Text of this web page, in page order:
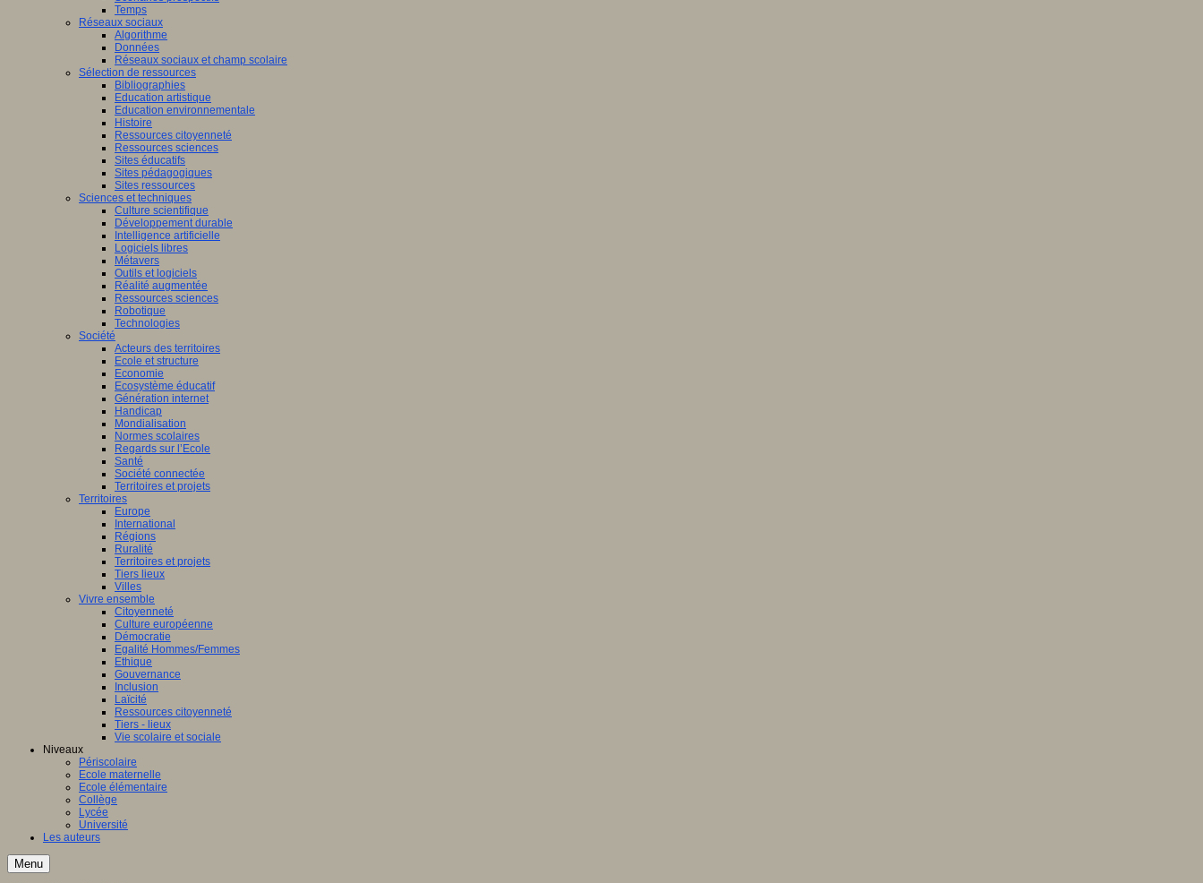
Temps
Réseaux sociaux
Algorithme
Données
Réseaux sociaux et champ scolaire
Sélection de ressources
Bibliographies
Education artistique
Education environnementale
Histoire
Ressources citoyenneté
Ressources sciences
Sites éducatifs
Sites pédagogiques
Sites ressources
Sciences et techniques
Culture scientifique
Développement durable
Intelligence artificielle
Logiciels libres
Métavers
Outils et logiciels
Réalité augmentée
Ressources sciences
Robotique
Technologies
Société
Acteurs des territoires
Ecole et structure
Economie
Ecosystème éducatif
Génération internet
Handicap
Mondialisation
Normes scolaires
Regards sur l’Ecole
Santé
Société connectée
Territoires et projets
Territoires
Europe
International
Régions
Ruralité
Territoires et projets
Tiers lieux
Villes
Vivre ensemble
Citoyenneté
Culture européenne
Démocratie
Egalité Hommes/Femmes
Ethique
Gouvernance
Inclusion
Laïcité
Ressources citoyenneté
Tiers - lieux
Vie scolaire et sociale
Niveaux
Périscolaire
Ecole maternelle
Ecole élémentaire
Collège
Lycée
Université
Les auteurs
Menu